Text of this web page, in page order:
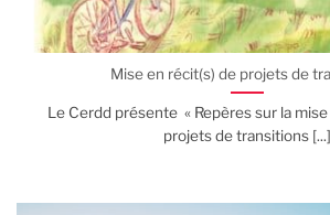
Mise en récit(s) de projets de
Le Cerdd présente « Repères sur la
projets de transitions [...]